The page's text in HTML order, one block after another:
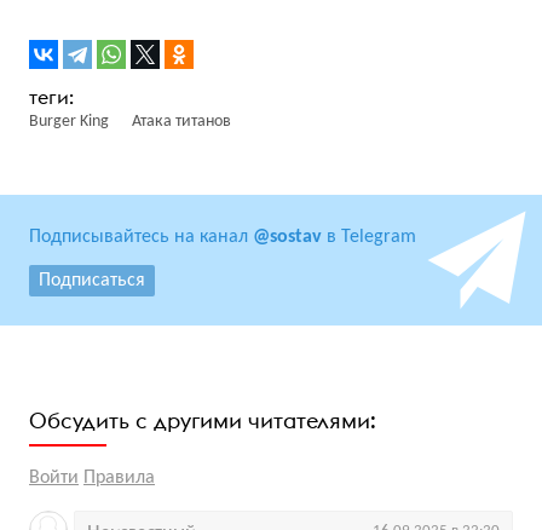
Burger King Атака титанов
Подписывайтесь на канал @sostav в Telegram
Подписаться
Обсудить с другими читателями:
Войти Правила